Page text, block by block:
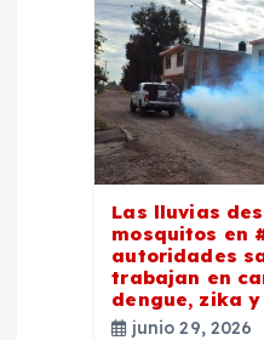
Las lluvias
mosquitos en
autoridades
trabajan en
dengue, zika
junio 29, 2026